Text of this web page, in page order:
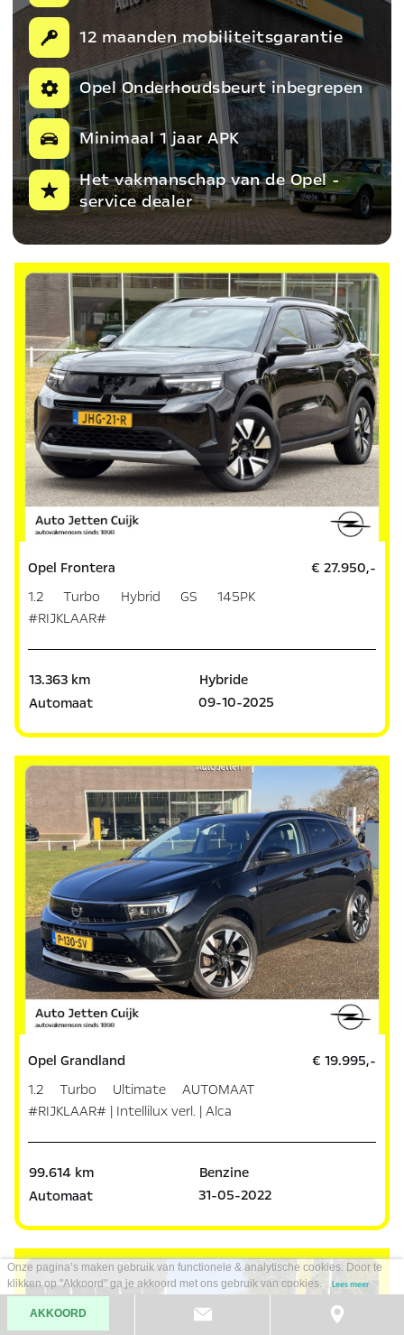
12 maanden mobiliteitsgarantie
Opel Onderhoudsbeurt inbegrepen
Minimaal 1 jaar APK
Het vakmanschap van de Opel -
service dealer
Opel Frontera
1.2 Turbo Hybrid GS 145PK
#RIJKLAAR#
€ 27.950,-
13.363 km
Hybride
Automaat
09-10-2025
Opel Grandland
1.2 Turbo Ultimate AUTOMAAT
#RIJKLAAR# | Intellilux verl. | Alca
€ 19.995,-
99.614 km
Benzine
Automaat
31-05-2022
Onze pagina’s maken gebruik van functionele & analytische cookies. Door te
klikken op "Akkoord" ga je akkoord met ons gebruik van cookies.
Lees meer
AKKOORD